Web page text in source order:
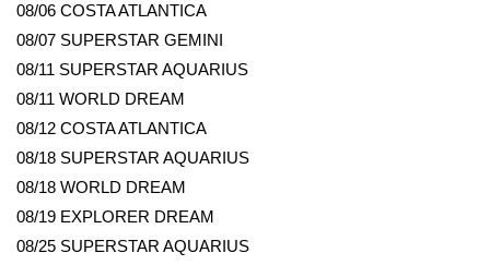
08/06 COSTA ATLANTICA
08/07 SUPERSTAR GEMINI
08/11 SUPERSTAR AQUARIUS
08/11 WORLD DREAM
08/12 COSTA ATLANTICA
08/18 SUPERSTAR AQUARIUS
08/18 WORLD DREAM
08/19 EXPLORER DREAM
08/25 SUPERSTAR AQUARIUS